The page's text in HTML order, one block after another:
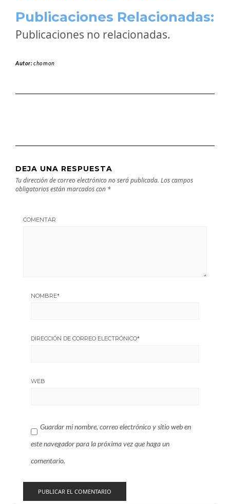
Publicaciones Relacionadas:
Publicaciones no relacionadas.
Autor:chomon
DEJA UNA RESPUESTA
Tu dirección de correo electrónico no será publicada. Los campos
obligatorios están marcados con *
COMENTAR
NOMBRE*
DIRECCIÓN DE CORREO ELECTRÓNICO*
WEB
Guardar mi nombre, correo electrónico y sitio web en
este navegador para la próxima vez que haga un
comentario.